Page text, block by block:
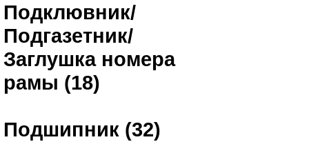
Подклювник/
Подгазетник/
Заглушка номера
рамы (18)
Подшипник (32)